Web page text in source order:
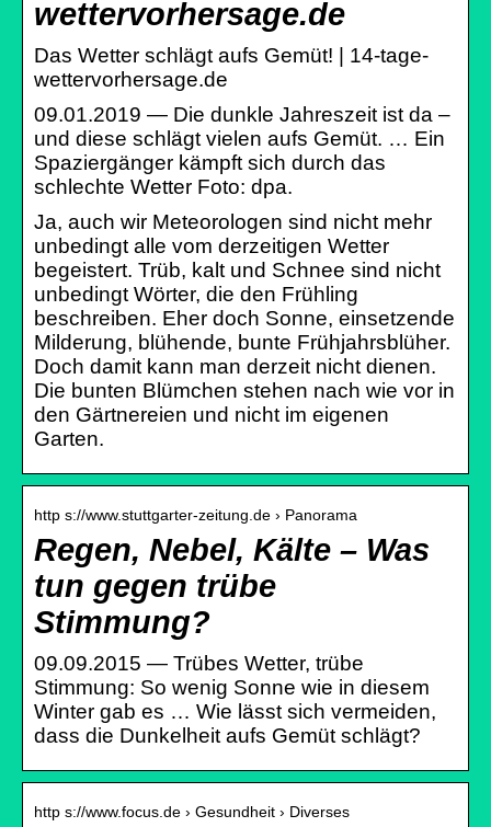
wettervorhersage.de
Das Wetter schlägt aufs Gemüt! | 14-tage-
wettervorhersage.de
09.01.2019 — Die dunkle Jahreszeit ist da –
und diese schlägt vielen aufs Gemüt. … Ein
Spaziergänger kämpft sich durch das
schlechte Wetter Foto: dpa.
Ja, auch wir Meteorologen sind nicht mehr
unbedingt alle vom derzeitigen Wetter
begeistert. Trüb, kalt und Schnee sind nicht
unbedingt Wörter, die den Frühling
beschreiben. Eher doch Sonne, einsetzende
Milderung, blühende, bunte Frühjahrsblüher.
Doch damit kann man derzeit nicht dienen.
Die bunten Blümchen stehen nach wie vor in
den Gärtnereien und nicht im eigenen
Garten.
http s://www.stuttgarter-zeitung.de › Panorama
Regen, Nebel, Kälte – Was
tun gegen trübe
Stimmung?
09.09.2015 — Trübes Wetter, trübe
Stimmung: So wenig Sonne wie in diesem
Winter gab es … Wie lässt sich vermeiden,
dass die Dunkelheit aufs Gemüt schlägt?
http s://www.focus.de › Gesundheit › Diverses